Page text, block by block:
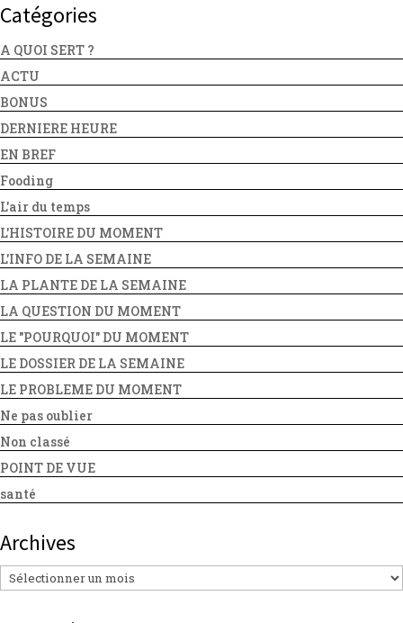
Catégories
A QUOI SERT ?
ACTU
BONUS
DERNIERE HEURE
EN BREF
Fooding
L'air du temps
L'HISTOIRE DU MOMENT
L'INFO DE LA SEMAINE
LA PLANTE DE LA SEMAINE
LA QUESTION DU MOMENT
LE "POURQUOI" DU MOMENT
LE DOSSIER DE LA SEMAINE
LE PROBLEME DU MOMENT
Ne pas oublier
Non classé
POINT DE VUE
santé
Archives
Archives